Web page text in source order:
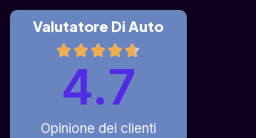
Valutatore Di Auto
Opinione dei clienti
4.7